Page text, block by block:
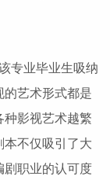
专业毕业生吸纳
的艺术形式都是
种影视艺术越繁
本不仅吸引了大
剧职业的认可度